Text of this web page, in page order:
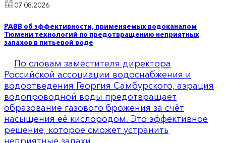
07.08.2026
РАВВ об эффективности, применяемых водоканалом
Тюмени технологий по предотвращению неприятных
запахов в питьевой воде
По словам заместителя директора
Российской ассоциации водоснабжения и
водоотведения Георгия Самбурского, аэрация
водопроводной воды предотвращает
образование газового брожения за счёт
насыщения её кислородом. Это эффективное
решение, которое сможет устранить